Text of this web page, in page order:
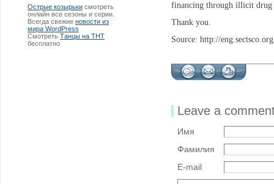
Острые козырьки смотреть
онлайн все сезоны и серии.
Всегда свежие новости из
мира WordPress
Смотреть Танцы на ТНТ
бесплатно
financing through illicit drug
Thank you.
Source: http://eng.sectsco.org
Leave a
Имя
Фамилия
E-mail